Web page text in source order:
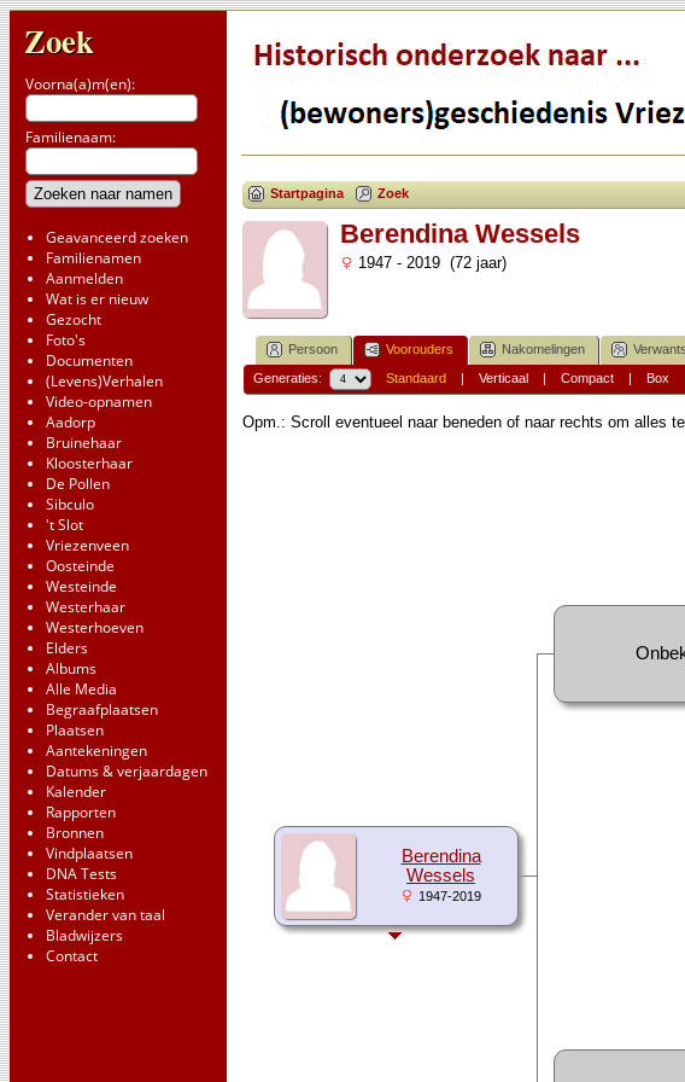
Zoek
Voorna(a)m(en):
Familienaam:
Geavanceerd zoeken
Familienamen
Aanmelden
Wat is er nieuw
Gezocht
Foto's
Documenten
(Levens)Verhalen
Video-opnamen
Aadorp
Bruinehaar
Kloosterhaar
De Pollen
Sibculo
't Slot
Vriezenveen
Oosteinde
Westeinde
Westerhaar
Westerhoeven
Elders
Albums
Alle Media
Begraafplaatsen
Plaatsen
Aantekeningen
Datums & verjaardagen
Kalender
Rapporten
Bronnen
Vindplaatsen
DNA Tests
Statistieken
Verander van taal
Bladwijzers
Contact
Startpagina Zoek
Berendina Wessels
1947 - 2019 (72 jaar)
Persoon Voorouders Nakomelingen
Generaties: Standaard| Verticaal| Compact| Box
Opm.: Scroll eventueel naar beneden of naar rechts om alles
Berendina
Wessels
1947-2019